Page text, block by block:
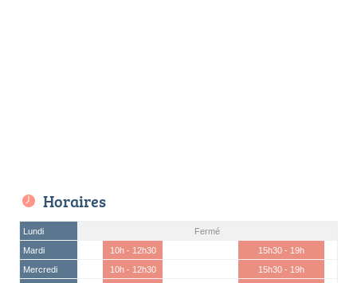
Horaires
Lundi
Fermé
Mardi
10h - 12h30
15h30 - 19h
Mercredi
10h - 12h30
15h30 - 19h